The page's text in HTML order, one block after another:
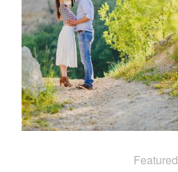
Featured
INFO/PREISE
BLOG
KONTAKT